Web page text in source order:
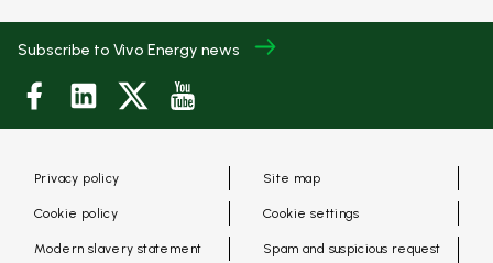
Subscribe to Vivo Energy news
Privacy policy Site map
Cookie policy Cookie settings
Modern slavery statement Spam and suspicious request